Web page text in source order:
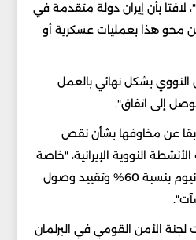
لافتا بأن إيران دولة متقدمة في
محو هذا بعمليات عسكرية أو
النووي بشكل نهائي بالعمل
إلى اتفاق".
عن مخاوفها بشأن نقص
النووية الإيرانية، "خاصة
في ظل تزايد تخصيب اليورانيوم بنسبة 60% وتقييد وصول
لجنة الأمن القومي في البرلمان